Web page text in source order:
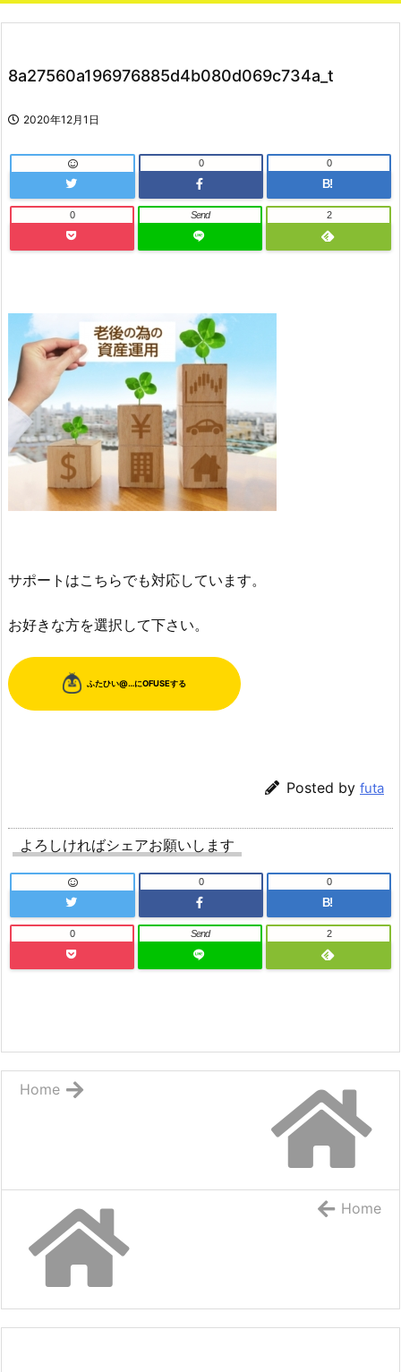
8a27560a196976885d4b080d069c734a_t
2020年12月1日
0
B!
0
0 Send 2
サポートはこちらでも対応しています。
お好きな方を選択して下さい。
Posted by futa
よろしければシェアお願いします
0
B!
0
0 Send 2
Home
Home